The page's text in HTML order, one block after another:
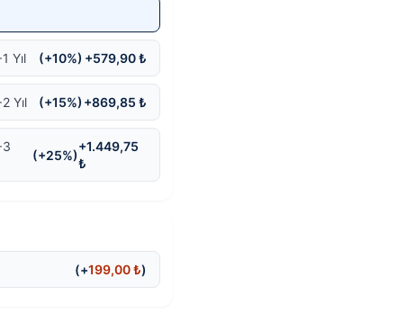
Yıl (+10%) +579,90 ₺
Yıl (+15%) +869,85 ₺
(+25%)
+1.449,75
₺
(+199,00₺)